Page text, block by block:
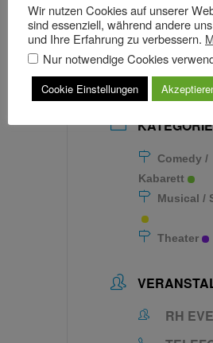
MEHR INFO
Tickets
KATEGORIE
Comedy /
Kabarett
Musical /
Theater
RH
Wir nutzen Cookies auf unserer
sind essenziell, während andere
und Ihre Erfahrung zu verbessern.
Nur notwendige Cookies
Cookie Einstellungen